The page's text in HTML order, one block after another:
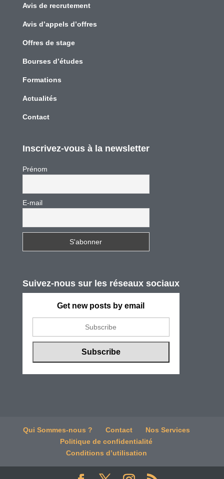
Avis de recrutement
Avis d’appels d’offres
Offres de stage
Bourses d’études
Formations
Actualités
Contact
Inscrivez-vous à la newsletter
Prénom
E-mail
Suivez-nous sur les réseaux sociaux
Get new posts by email
Qui Sommes-nous ? Contact
Nos Services
Politique de confidentialité
Conditions d’utilisation